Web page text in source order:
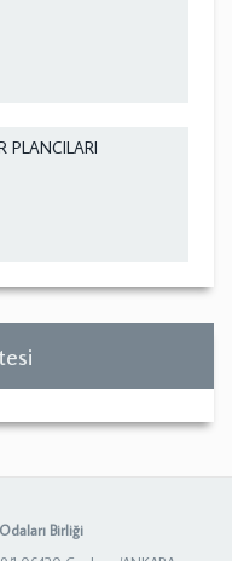
PLANCILARI
Birliği